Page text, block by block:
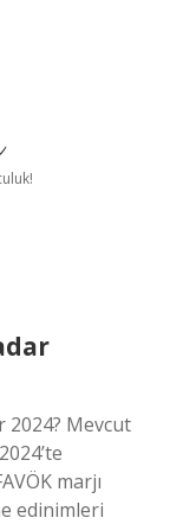
2024? Mevcut
marjı
edinimleri